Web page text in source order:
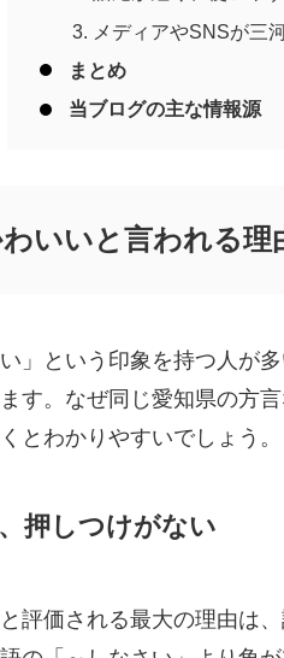
メディアやSNSが三
まとめ
当ブログの主な情報源
いいと言われる理
」という印象を持つ人が
す。なぜ同じ愛知県の方
とわかりやすいでしょう。
押しつけがない
評価される最大の理由は